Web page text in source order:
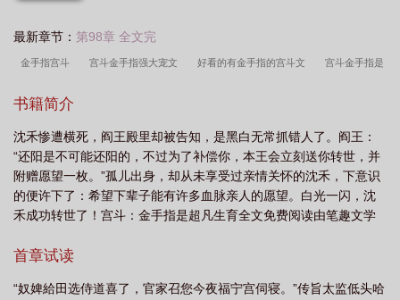
最新章节： 第98章 全文完
金手指宫斗 宫斗金手指强大宠文 好看的有金手指的宫斗文 宫斗金手指是
指是超凡生免费
生育_第94节_久久网手机版 宫斗金手指是超凡生育 吊睛白额乖乖喵 宫斗金手
指是超凡生育 吊睛白额乖乖喵 笔趣阁 宫斗金手指是超凡生育32 宫斗金手指是
超凡生育免费阅读 有金手指的宫斗宅斗 宫斗金手指是超凡生育百度 宫斗金
手指是超凡生育 吊睛白额乖乖喵 免费 宫斗金手指是超凡生育txt
书籍简介
沈禾惨遭横死，阎王殿里却被告知，是黑白无常抓错人了。阎王：
“还阳是不可能还阳的，不过为了补偿你，本王会立刻送你转世，并
附赠愿望一枚。”孤儿出身，却从未享受过亲情关怀的沈禾，下意识
的便许下了：希望下辈子能有许多血脉亲人的愿望。白光一闪，沈
禾成功转世了！宫斗：金手指是超凡生育全文免费阅读由笔趣文学
节，请分享给您的好友一起来笔趣文学免费阅读。魔蝎小说
首章试读
“奴婢給田选侍道喜了，官家召您今夜福宁宫伺寝。”传旨太监低头哈